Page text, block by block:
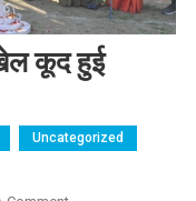
कूद हुई
Uncategorized